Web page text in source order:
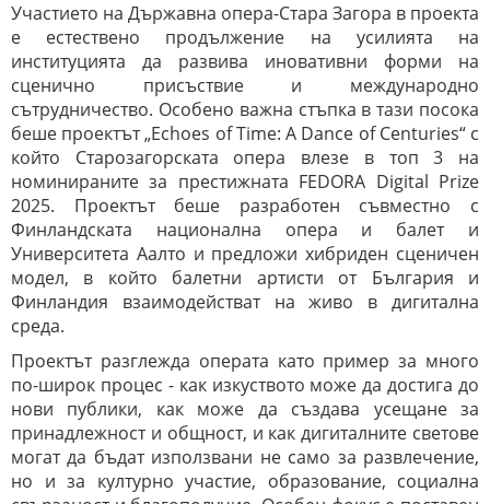
Участието на Държавна опера-Стара Загора в проекта
е естествено продължение на усилията на
институцията да развива иновативни форми на
сценично присъствие и международно
сътрудничество. Особено важна стъпка в тази посока
беше проектът „Echoes of Time: A Dance of Centuries“ с
който Старозагорската опера влезе в топ 3 на
номинираните за престижната FEDORA Digital Prize
2025. Проектът беше разработен съвместно с
Финландската национална опера и балет и
Университета Аалто и предложи хибриден сценичен
модел, в който балетни артисти от България и
Финландия взаимодействат на живо в дигитална
среда.
Проектът разглежда операта като пример за много
по-широк процес - как изкуството може да достига до
нови публики, как може да създава усещане за
принадлежност и общност, и как дигиталните светове
могат да бъдат използвани не само за развлечение,
но и за културно участие, образование, социална